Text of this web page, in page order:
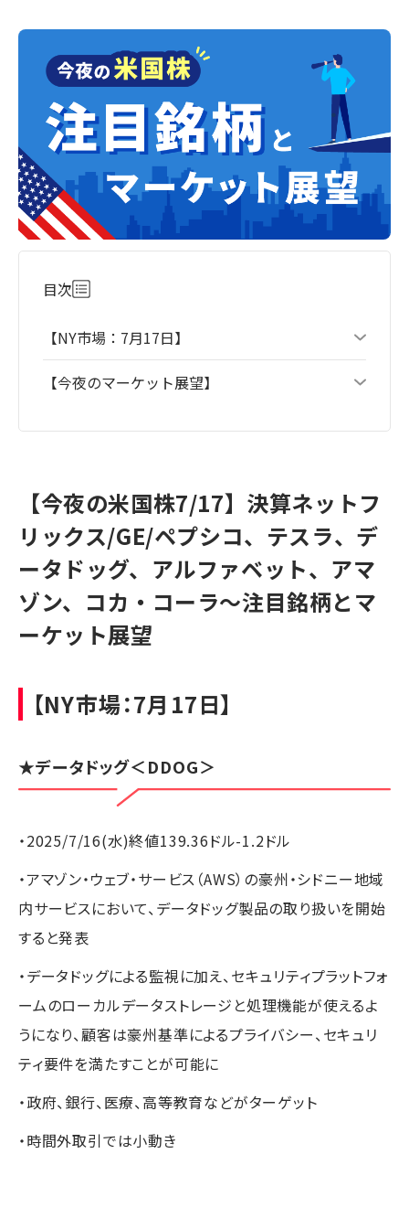
目次
【NY市場：7月17日】
【今夜のマーケット展望】
【今夜の米国株7/17】決算ネットフ
リックス/GE/ペプシコ、テスラ、デ
ータドッグ、アルファベット、アマ
ゾン、コカ・コーラ～注目銘柄とマ
ーケット展望
【NY市場：7月17日】
★データドッグ＜DDOG＞
・2025/7/16(水)終値139.36ドル-1.2ドル
・アマゾン・ウェブ・サービス（AWS）の豪州・シドニー地域
内サービスにおいて、データドッグ製品の取り扱いを開始
すると発表
・データドッグによる監視に加え、セキュリティプラットフォ
ームのローカルデータストレージと処理機能が使えるよ
うになり、顧客は豪州基準によるプライバシー、セキュリ
ティ要件を満たすことが可能に
・政府、銀行、医療、高等教育などがターゲット
・時間外取引では小動き